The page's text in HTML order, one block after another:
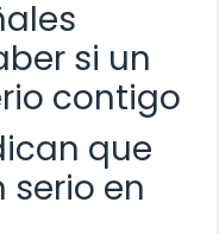
si un
contigo
que
serio en